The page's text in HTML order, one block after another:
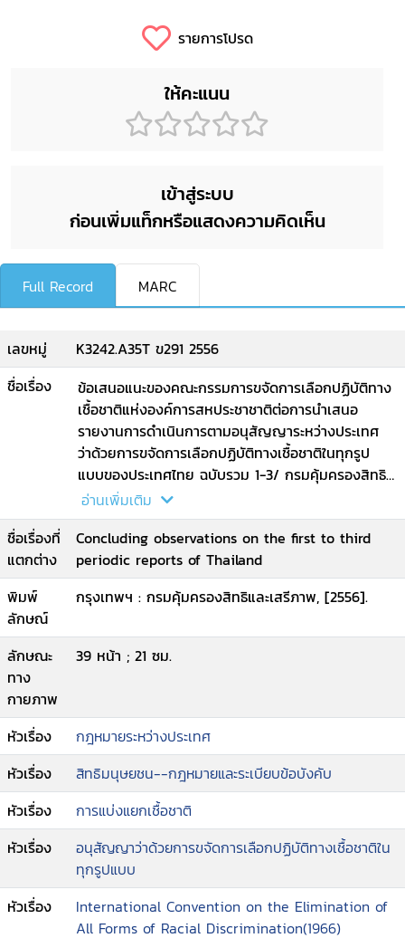
รายการโปรด
ให้คะแนน
เข้าสู่ระบบ
ก่อนเพิ่มแท็กหรือแสดงความคิดเห็น
Full Record MARC
เลขหมู่
K3242.A35T ข291 2556
ชื่อเรื่อง
ข้อเสนอแนะของคณะกรรมการขจัดการเลือกปฏิบัติทาง
เชื้อชาติแห่งองค์การสหประชาชาติต่อการนำเสนอ
รายงานการดำเนินการตามอนุสัญญาระหว่างประเทศ
ว่าด้วยการขจัดการเลือกปฏิบัติทางเชื้อชาติในทุกรูป
แบบของประเทศไทย ฉบับรวม 1-3/ กรมคุ้มครองสิทธิ
และเสรีภาพ กระทรวงยุติธรรม
อ่านเพิ่มเติม
ชื่อเรื่องที่
แตกต่าง
Concluding observations on the first to third
periodic reports of Thailand
พิมพ์
ลักษณ์
กรุงเทพฯ : กรมคุ้มครองสิทธิและเสรีภาพ, [2556].
ลักษณะ
ทาง
กายภาพ
39 หน้า ; 21 ซม.
หัวเรื่อง
กฎหมายระหว่างประเทศ
หัวเรื่อง
สิทธิมนุษยชน--กฎหมายและระเบียบข้อบังคับ
หัวเรื่อง
การแบ่งแยกเชื้อชาติ
หัวเรื่อง
อนุสัญญาว่าด้วยการขจัดการเลือกปฏิบัติทางเชื้อชาติใน
ทุกรูปแบบ
หัวเรื่อง
International Convention on the Elimination of
All Forms of Racial Discrimination(1966)